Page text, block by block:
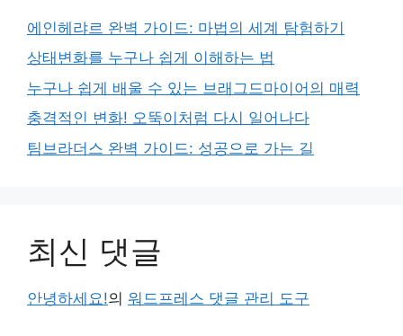
에인헤랴르 완벽 가이드: 마법의 세계 탐험하기
상태변화를 누구나 쉽게 이해하는 법
누구나 쉽게 배울 수 있는 브래그드마이어의 매력
충격적인 변화! 오뚝이처럼 다시 일어나다
팀브라더스 완벽 가이드: 성공으로 가는 길
최신 댓글
안녕하세요!의 워드프레스 댓글 관리 도구